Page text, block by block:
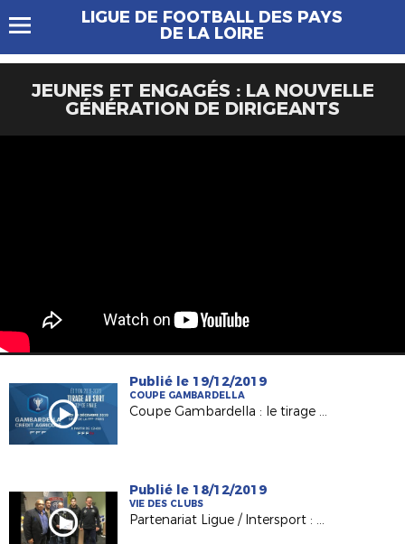
LIGUE DE FOOTBALL DES PAYS
DE LA LOIRE
JEUNES ET ENGAGÉS : LA NOUVELLE
GÉNÉRATION DE DIRIGEANTS
Publié le 19/12/2019
COUPE GAMBARDELLA
Coupe Gambardella : le tirage des 32es de finale !
Publié le 18/12/2019
VIE DES CLUBS
Partenariat Ligue / Intersport : les clubs promus récompensés !